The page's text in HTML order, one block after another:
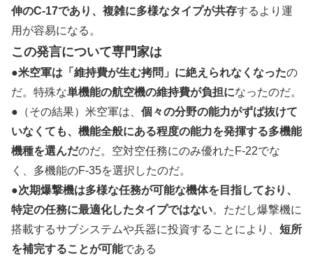
伸のC-17であり、複雑に多様なタイプが共存するより運
用が容易になる。
この発言について専門家は
●米空軍は「維持費が生む拷問」に絶えられなくなったの
だ。特殊な単機能の航空機の維持費が負担になったのだ。
●（その結果）米空軍は、 個々の分野の能力がずば抜けて
いなくても、機能全般にある程度の能力を発揮する多機能
機種を選んだのだ。空対空任務にのみ優れたF-22でな
く、多機能のF-35を選択したのだ。
●次期爆撃機は多様な任務が可能な機体を目指しており、
特定の任務に最適化したタイプではない。ただし爆撃機に
搭載するサブシステムや兵器に投資することにより、 短所
を補完することが可能である